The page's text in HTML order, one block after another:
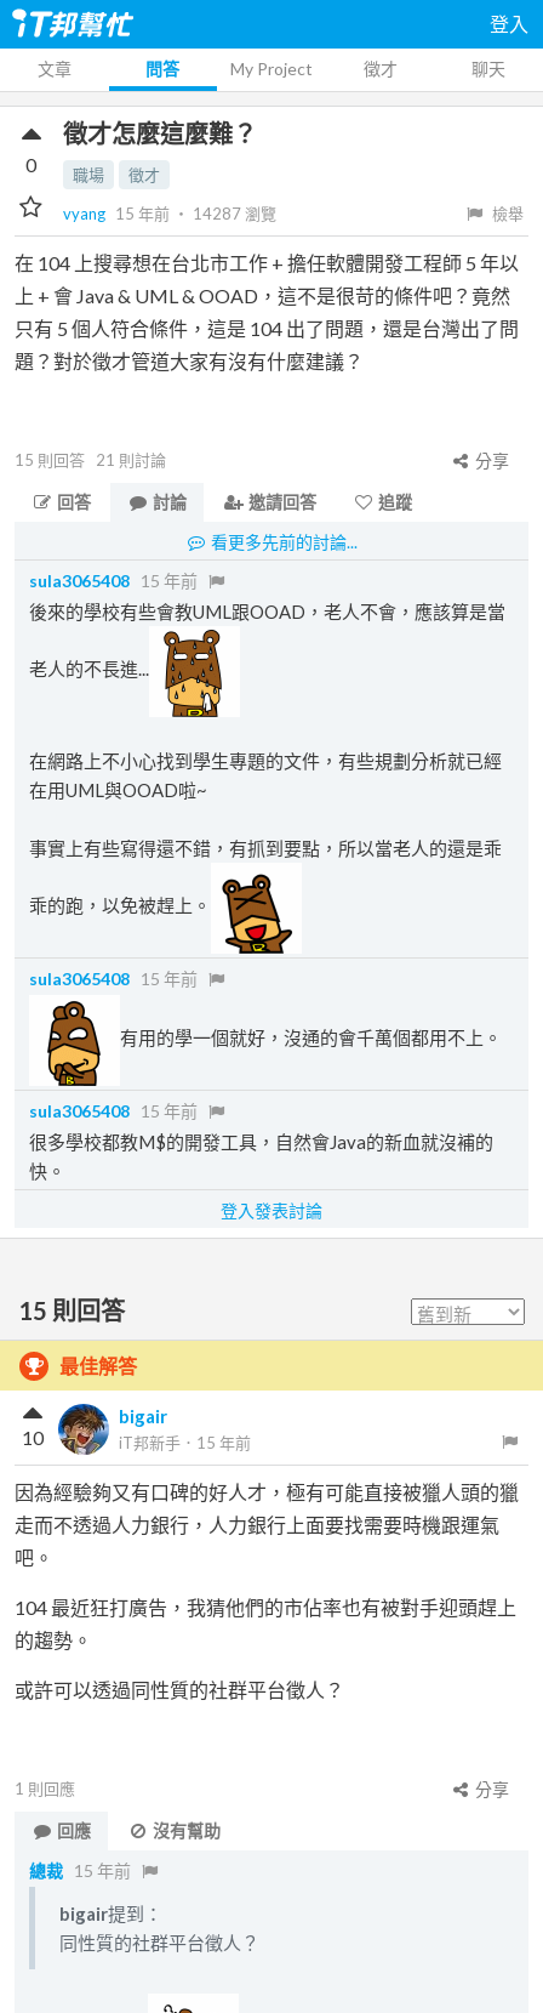
登入
文章 問答 My Project 徵才 聊天
徵才怎麼這麼難？
職場
徵才
vyang 15 年前 ‧ 14287瀏覽 檢舉
0
在 104 上搜尋想在台北市工作 + 擔任軟體開發工程師 5 年以
上 + 會 Java & UML & OOAD，這不是很苛的條件吧？竟然
只有 5 個人符合條件，這是 104 出了問題，還是台灣出了問
題？對於徵才管道大家有沒有什麼建議？
15 則回答 21 則討論
分享
回答
討論 邀請回答
追蹤
看更多先前的討論...
sula3065408 15 年前
後來的學校有些會教UML跟OOAD，老人不會，應該算是當
老人的不長進...
在網路上不小心找到學生專題的文件，有些規劃分析就已經
在用UML與OOAD啦~
事實上有些寫得還不錯，有抓到要點，所以當老人的還是乖
乖的跑，以免被趕上。
sula3065408 15 年前
有用的學一個就好，沒通的會千萬個都用不上。
sula3065408 15 年前
很多學校都教M$的開發工具，自然會Java的新血就沒補的
快。
登入發表討論
15 則回答
最佳解答
bigair
iT邦新手 ． 15 年前
10
因為經驗夠又有口碑的好人才，極有可能直接被獵人頭的獵
走而不透過人力銀行，人力銀行上面要找需要時機跟運氣
吧。
104 最近狂打廣告，我猜他們的市佔率也有被對手迎頭趕上
的趨勢。
或許可以透過同性質的社群平台徵人？
1 則回應
分享
回應
沒有幫助
總裁 15 年前
bigair提到：
同性質的社群平台徵人？